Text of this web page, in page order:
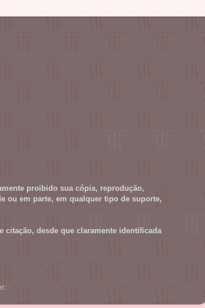
proibido sua cópia, reprodução,
ou em parte, em qualquer tipo de suporte,
citação, desde que claramente identificada
.